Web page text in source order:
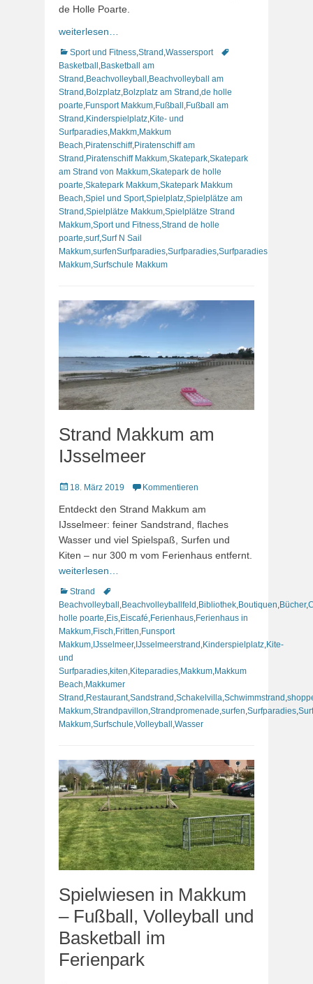
de Holle Poarte.
weiterlesen…
Kategorien
Sport und Fitness Strand Wassersport
Schlagworte
Basketball Basketball am
Strand Beachvolleyball Beachvolleyball am
Strand Bolzplatz Bolzplatz am Strand de holle
poarte Funsport Makkum Fußball Fußball am
Strand Kinderspielplatz Kite- und
Surfparadies Makkm Makkum
Beach Piratenschiff, Piratenschiff am
Strand Piratenschiff Makkum Skatepark Skatepark
am Strand von Makkum Skatepark de holle
poarte Skatepark Makkum Skatepark Makkum
Beach Spiel und Sport,Spielplatz Spielplätze am
Strand Spielplätze Makkum Spielplätze Strand
Makkum Sport und Fitness Strand de holle
poarte surf,Surf N Sail
Makkum surfenSurfparadies Surfparadies Surfparadies
Makkum Surfschule Makkum
Strand Makkum am
IJsselmeer
Veröffentlicht
18. März 2019 Kommentieren
Entdeckt den Strand Makkum am
IJsselmeer: feiner Sandstrand, flaches
Wasser und viel Spielspaß, Surfen und
Kiten – nur 300 m vom Ferienhaus entfernt.
weiterlesen…
Kategorien
Strand
Schlagworte
Beachvolleyball ,Beachvolleyballfeld ,Bibliothek,Boutiquen,Bücher,
holle poarte,Eis,Eiscafé,Ferienhaus,Ferienhaus in
Makkum,Fisch,Fritten,Funsport
Makkum, IJsselmeer, IJsselmeerstrand ,Kinderspielplatz,Kite-
und
Surfparadies,kiten,Kiteparadies,Makkum,Makkum
Beach,Makkumer
Strand ,Restaurant,Sandstrand ,Schakelvilla,Schwimmstrand ,
Makkum,Strandpavillon,Strandpromenade,surfen,Surfparadies,
Makkum,Surfschule,Volleyball ,Wasser
Spielwiesen in Makkum
– Fußball, Volleyball und
Basketball im
Ferienpark